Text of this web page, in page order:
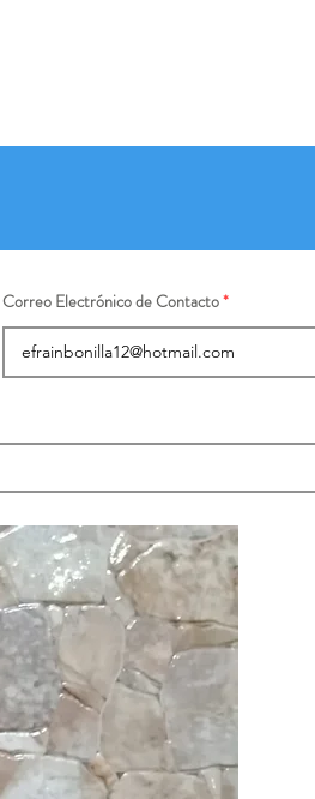
Correo Electrónico de Contacto